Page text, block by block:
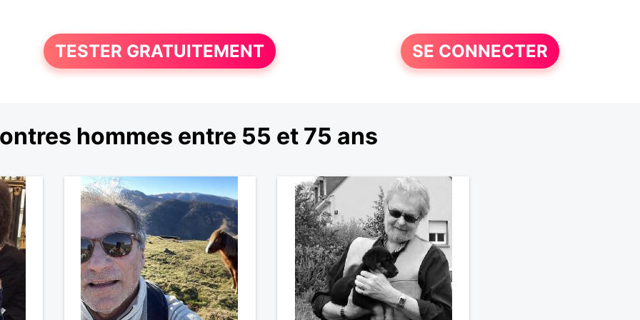
TESTER GRATUITEMENT SE CONNECTER
hommes entre 55 et 75 ans